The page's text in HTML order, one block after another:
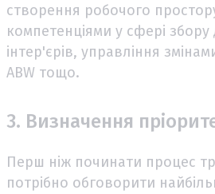
створення робочого
компетенціями у сфері
інтер'єрів, управління
ABW тощо.
3. Визначення
Перш ніж починати процес
потрібно обговорити